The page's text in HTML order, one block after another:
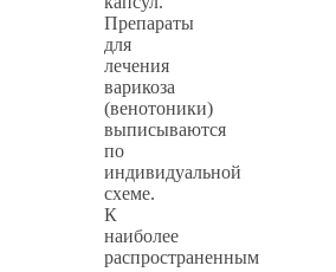
Препараты
для
лечения
варикоза
(венотоники)
выписываются
по
индивидуальной
схеме.
К
наиболее
распространенным